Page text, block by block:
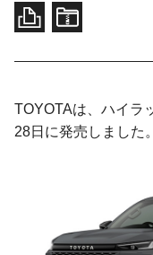
TOYOTAは、ハイラ
28日に発売しました。